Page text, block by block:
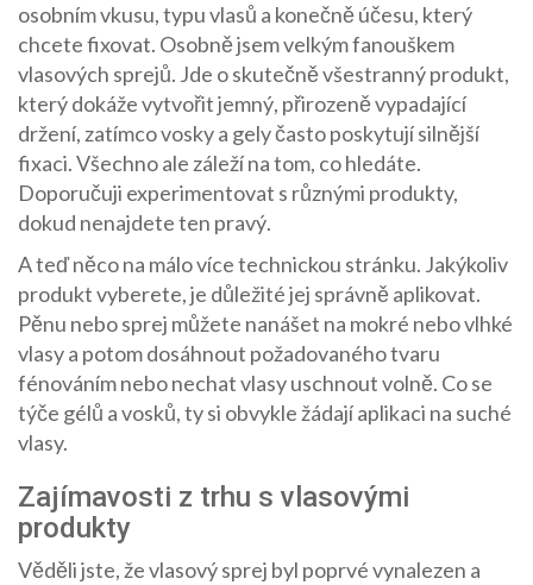
osobním vkusu, typu vlasů a konečně účesu, který
chcete fixovat. Osobně jsem velkým fanouškem
vlasových sprejů. Jde o skutečně všestranný produkt,
který dokáže vytvořit jemný, přirozeně vypadající
držení, zatímco vosky a gely často poskytují silnější
fixaci. Všechno ale záleží na tom, co hledáte.
Doporučuji experimentovat s různými produkty,
dokud nenajdete ten pravý.
A teď něco na málo více technickou stránku. Jakýkoliv
produkt vyberete, je důležité jej správně aplikovat.
Pěnu nebo sprej můžete nanášet na mokré nebo vlhké
vlasy a potom dosáhnout požadovaného tvaru
fénováním nebo nechat vlasy uschnout volně. Co se
týče gélů a vosků, ty si obvykle žádají aplikaci na suché
vlasy.
Zajímavosti z trhu s vlasovými
produkty
Věděli jste, že vlasový sprej byl poprvé vynalezen a